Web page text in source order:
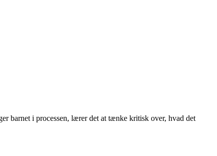
barnet i processen, lærer det at tænke kritisk over, hvad det